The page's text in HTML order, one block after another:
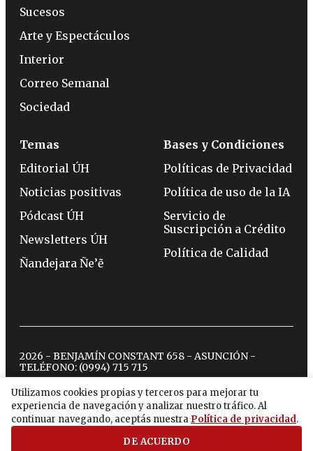
Utilizamos cookies propias y terceros para mejorar tu
experiencia de navegación y analizar nuestro tráfico. Al
continuar navegando, aceptás nuestra Política de privacidad.
DE ACUERDO
Sucesos
Arte y Espectáculos
Interior
Correo Semanal
Sociedad
Temas
Editorial ÚH
Noticias positivas
Pódcast ÚH
Newsletters ÚH
Ñandejara Ñe’ẽ
Bases y Condiciones
Políticas de Privacidad
Política de uso de la IA
Servicio de
Suscripción a Crédito
Política de Calidad
2026 - BENJAMÍN CONSTANT 658 - ASUNCIÓN -
TELÉFONO: (0994) 715 715
twitterinstagram
facebook
tiktokyoutubespotify